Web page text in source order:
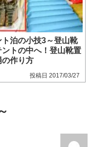
ト泊の小技3～登山靴
ントの中へ！登山靴置
の作り方
2017/03/27